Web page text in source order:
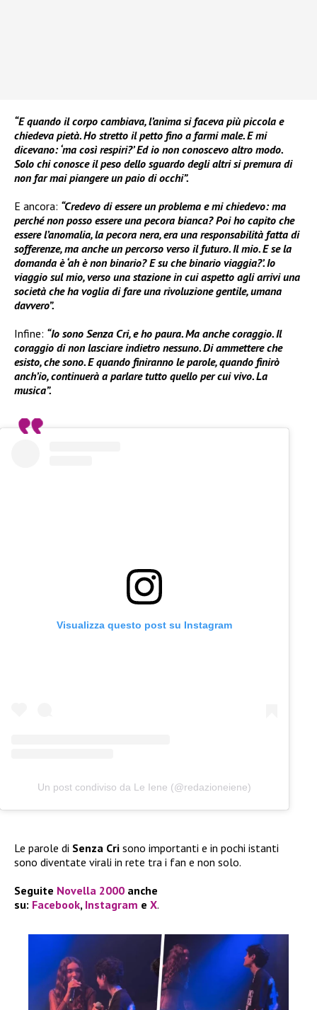
“E quando il corpo cambiava, l’anima si faceva più piccola e
chiedeva pietà. Ho stretto il petto fino a farmi male. E mi
dicevano: ‘ma così respiri?’ Ed io non conoscevo altro modo.
Solo chi conosce il peso dello sguardo degli altri si premura di
non far mai piangere un paio di occhi”.
E ancora: “Credevo di essere un problema e mi chiedevo: ma
perché non posso essere una pecora bianca? Poi ho capito che
essere l’anomalia, la pecora nera, era una responsabilità fatta di
sofferenze, ma anche un percorso verso il futuro. Il mio. E se la
domanda è ‘ah è non binario? E su che binario viaggia?’. Io
viaggio sul mio, verso una stazione in cui aspetto agli arrivi una
società che ha voglia di fare una rivoluzione gentile, umana
davvero”.
Infine: “Io sono Senza Cri, e ho paura. Ma anche coraggio. Il
coraggio di non lasciare indietro nessuno. Di ammettere che
esisto, che sono. E quando finiranno le parole, quando finirò
anch’io, continuerà a parlare tutto quello per cui vivo. La
musica”.
Visualizza questo post su Instagram
Un post condiviso da Le Iene (@redazioneiene)
Le parole di Senza Cri sono importanti e in pochi istanti
sono diventate virali in rete tra i fan e non solo.
Seguite Novella 2000 anche
su: Facebook, Instagram e X.